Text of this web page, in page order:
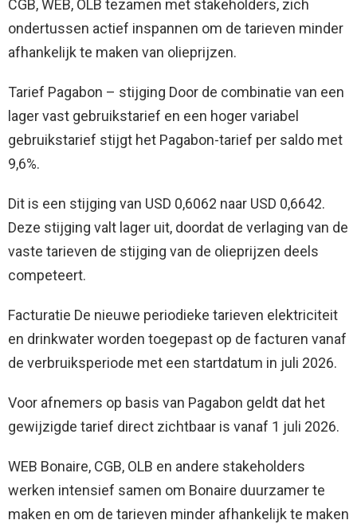
CGB, WEB, OLB tezamen met stakeholders, zich
ondertussen actief inspannen om de tarieven minder
afhankelijk te maken van olieprijzen.
Tarief Pagabon – stijging Door de combinatie van een
lager vast gebruikstarief en een hoger variabel
gebruikstarief stijgt het Pagabon-tarief per saldo met
9,6%.
Dit is een stijging van USD 0,6062 naar USD 0,6642.
Deze stijging valt lager uit, doordat de verlaging van de
vaste tarieven de stijging van de olieprijzen deels
competeert.
Facturatie De nieuwe periodieke tarieven elektriciteit
en drinkwater worden toegepast op de facturen vanaf
de verbruiksperiode met een startdatum in juli 2026.
Voor afnemers op basis van Pagabon geldt dat het
gewijzigde tarief direct zichtbaar is vanaf 1 juli 2026.
WEB Bonaire, CGB, OLB en andere stakeholders
werken intensief samen om Bonaire duurzamer te
maken en om de tarieven minder afhankelijk te maken